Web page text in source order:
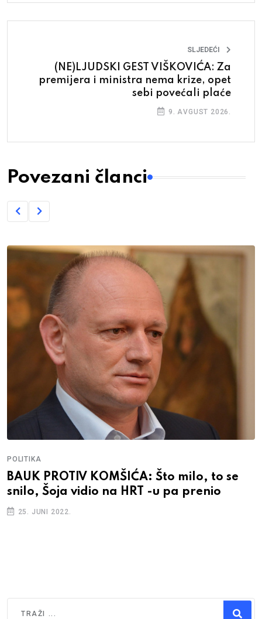
SLJEDEĆI
(NE)LJUDSKI GEST VIŠKOVIĆA: Za
premijera i ministra nema krize, opet
sebi povećali plaće
9. AVGUST 2026.
Povezani članci
POLITIKA
BAUK PROTIV KOMŠIĆA: Što milo, to se
snilo, Šoja vidio na HRT -u pa prenio
25. JUNI 2022.